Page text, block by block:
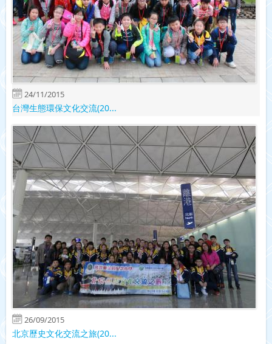
24/11/2015
台灣生態環保文化交流(20...
26/09/2015
北京歷史文化交流之旅(20...